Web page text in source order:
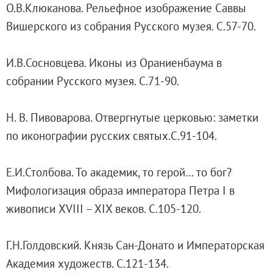
Социально-культурные проекты
Для СМИ
О музее
Генеральный директор
Дворцы и сады
Михайловский дворец
Михайловский (Инженерный) замок
Мраморный дворец
Строгановский дворец
Летний дворец Петра I
Летний сад
О.В.Клюканова. Рельефное изображение Саввы
Вишерского из собрания Русского музея. С.57-70.
И.В.Сосновцева. Иконы из Ораниенбаума в
собрании Русского музея. С.71-90.
Н. В. Пивоварова. Отвергнутые церковью: заметки
по иконографии русских святых.С.91-104.
Е.И.Столбова. То академик, то герой… то бог?
Мифологизация образа императора Петра I в
живописи XVIII – XIX веков. С.105-120.
Г.Н.Голдовский. Князь Сан-Донато и Императорская
Академия художеств. С.121-134.